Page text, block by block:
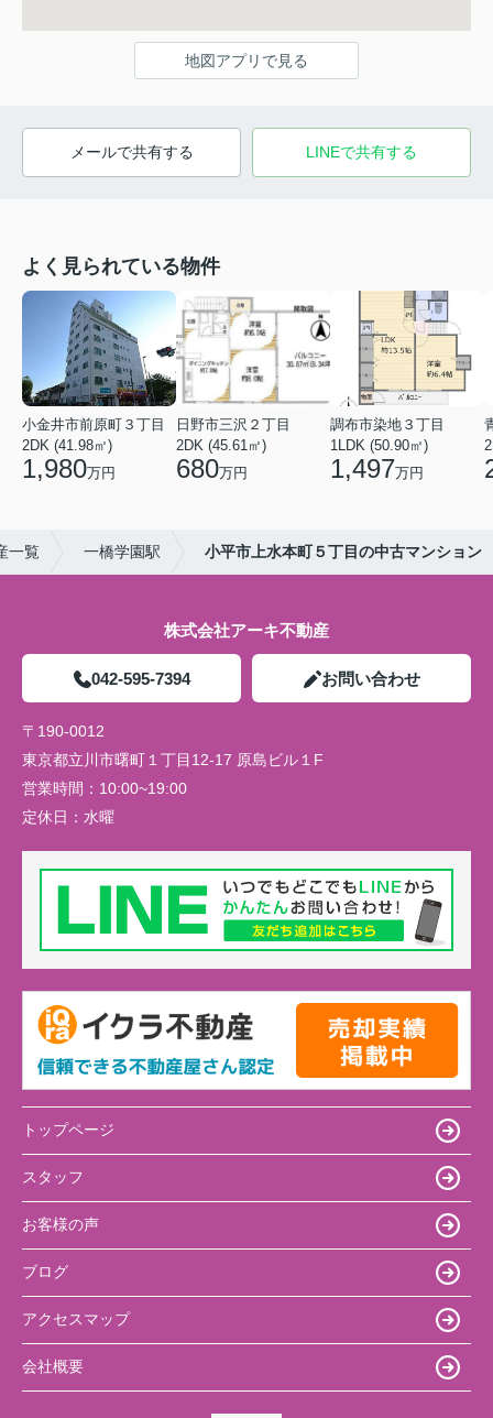
地図アプリで見る
メールで共有する LINEで共有する
よく見られている物件
小金井市前原町３丁目
2DK (41.98㎡)
1,980万円
日野市三沢２丁目
2DK (45.61㎡)
680万円
調布市染地３丁目
1LDK (50.90㎡)
1,497万円
一覧 一橋学園駅 小平市上水本町５丁目の中古マンション
株式会社アーキ不動産
042-595-7394 お問い合わせ
〒190-0012
東京都立川市曙町１丁目12-17 原島ビル１F
営業時間： 10:00~19:00
定休日： 水曜
トップページ
スタッフ
お客様の声
ブログ
アクセスマップ
会社概要